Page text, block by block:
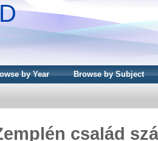
by Year Browse by Subject
család